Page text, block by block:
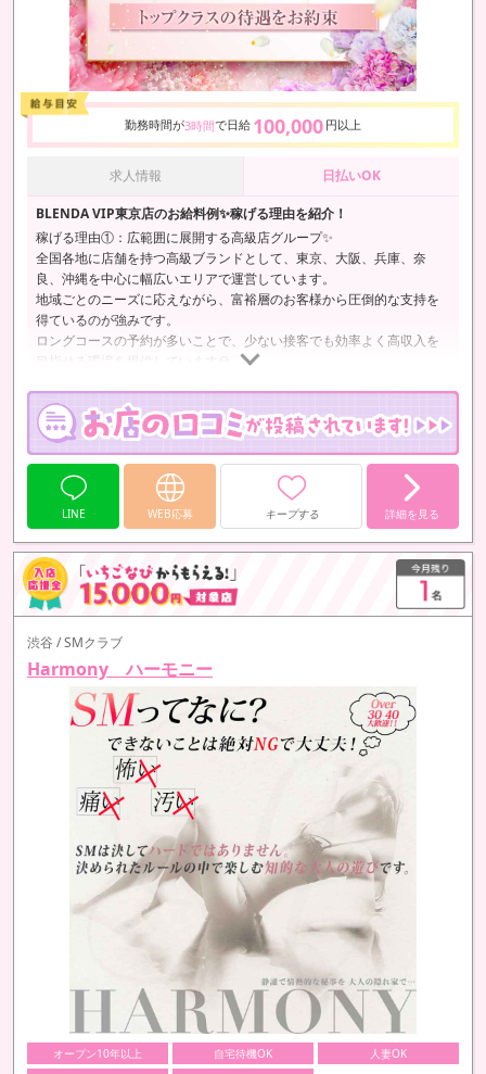
勤務時間が3時間で日給 100,000 円以上
求人情報 日払いOK
BLENDA VIP東京店のお給料例✨稼げる理由を紹介！
稼げる理由①：広範囲に展開する高級店グループ✨
全国各地に店舗を持つ高級ブランドとして、東京、大阪、兵庫、奈
良、沖縄を中心に幅広いエリアで運営しています。
地域ごとのニーズに応えながら、富裕層のお客様から圧倒的な支持を
得ているのが強みです。
ロングコースの予約が多いことで、少ない接客でも効率よく高収入を
目指せる環境を提供しています💎
稼げる理由②：効率的に稼げる報酬システム✨
当店では、ロングコースの利用に応じてバック率が上がる仕組みを採
用しています💫
そのため、接客本数を増やさなくても、1回の接客で十分な収入を得ら
れるのが特徴です。…
LINE WEB応募 キープする 詳細を見る
渋谷 / SMクラブ
Harmony ハーモニー
オープン10年以上 自宅待機OK
人妻OK